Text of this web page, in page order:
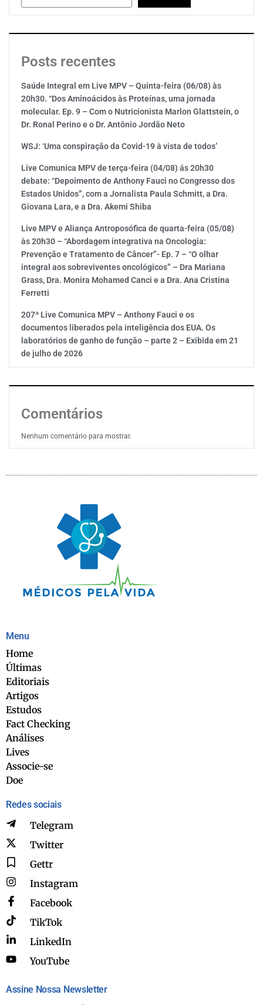
Posts recentes
Saúde Integral em Live MPV – Quinta-feira (06/08) às
20h30. “Dos Aminoácidos às Proteínas, uma jornada
molecular. Ep. 9 – Com o Nutricionista Marlon Glattstein, o
Dr. Ronal Perino e o Dr. Antônio Jordão Neto
WSJ: ‘Uma conspiração da Covid-19 à vista de todos’
Live Comunica MPV de terça-feira (04/08) ás 20h30
debate: “Depoimento de Anthony Fauci no Congresso dos
Estados Unidos”, com a Jornalista Paula Schmitt, a Dra.
Giovana Lara, e a Dra. Akemi Shiba
Live MPV e Aliança Antroposófica de quarta-feira (05/08)
às 20h30 – “Abordagem integrativa na Oncologia:
Prevenção e Tratamento de Câncer”- Ep. 7 – “O olhar
integral aos sobreviventes oncológicos” – Dra Mariana
Grass, Dra. Monira Mohamed Canci e a Dra. Ana Cristina
Ferretti
207ª Live Comunica MPV – Anthony Fauci e os
documentos liberados pela inteligência dos EUA. Os
laboratórios de ganho de função – parte 2 – Exibida em 21
de julho de 2026
Comentários
Nenhum comentário para mostrar.
Menu
Home
Últimas
Editoriais
Artigos
Estudos
Fact Checking
Análises
Lives
Associe-se
Doe
Redes sociais
Telegram
Twitter
Gettr
Instagram
Facebook
TikTok
LinkedIn
YouTube
Assine Nossa Newsletter